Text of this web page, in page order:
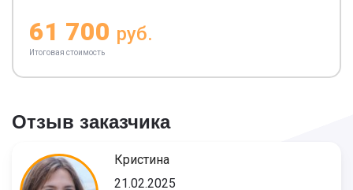
61 700 руб.
Итоговая стоимость
Отзыв заказчика
Кристина
21.02.2025